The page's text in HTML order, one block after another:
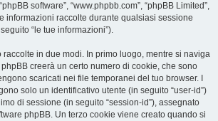
software”, “www.phpbb.com”, “phpBB Limited”,
informazioni raccolte durante qualsiasi sessione
“le tue informazioni”).
raccolte in due modi. In primo luogo, mentre si naviga
phpBB creerà un certo numero di cookie, che sono
scaricati nei file temporanei del tuo browser. I
solo un identificativo utente (in seguito “user-id”)
di sessione (in seguito “session-id”), assegnato
phpBB. Un terzo cookie viene creato quando si